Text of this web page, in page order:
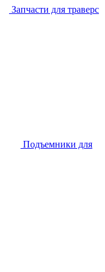
Запчасти для траверс
Подъемники для